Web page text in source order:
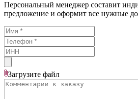
Персональный менеджер составит
предложение и оформит все нужные
Загрузите файл